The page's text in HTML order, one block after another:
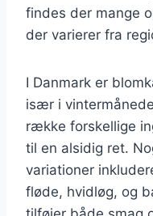
findes der mange
der varierer fra
I Danmark er
især i
række forskellige
til en alsidig ret.
variationer
fløde, hvidløg, og